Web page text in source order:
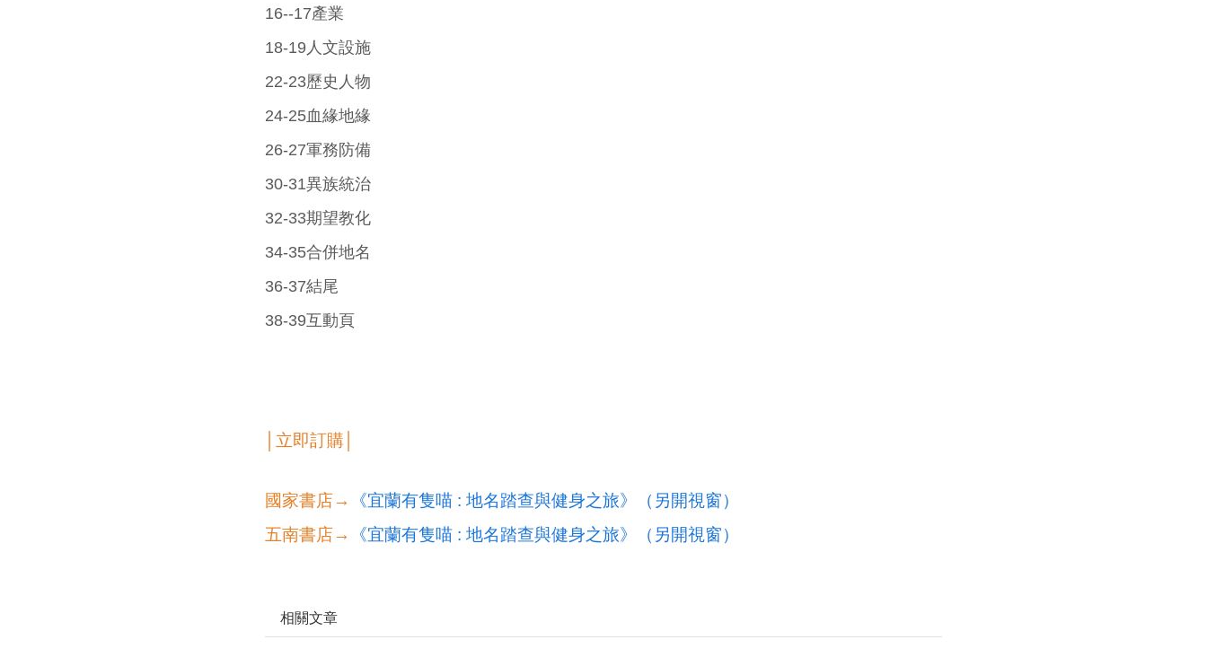
16--17產業
18-19人文設施
22-23歷史人物
24-25血緣地緣
26-27軍務防備
30-31異族統治
32-33期望教化
34-35合併地名
36-37結尾
38-39互動頁
│立即訂購│
國家書店→
《宜蘭有隻喵 : 地名踏查與健身之旅》（另開視窗）
五南書店→
《宜蘭有隻喵 : 地名踏查與健身之旅》（另開視窗）
相關文章